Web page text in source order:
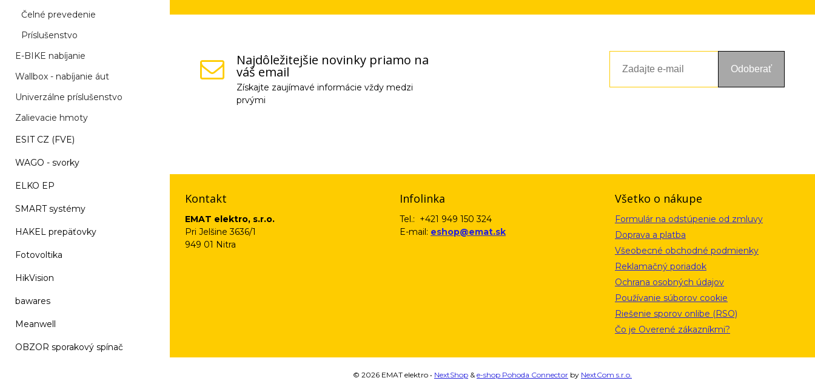
Čelné prevedenie
Príslušenstvo
E-BIKE nabíjanie
Wallbox - nabíjanie áut
Univerzálne príslušenstvo
Zalievacie hmoty
ESIT CZ (FVE)
WAGO - svorky
ELKO EP
SMART systémy
HAKEL prepäťovky
Fotovoltika
HikVision
bawares
Meanwell
OBZOR sporakový spínač
Najdôležitejšie novinky priamo na
váš email
Získajte zaujímavé informácie vždy medzi
prvými
Odoberať
Kontakt
EMAT elektro, s.r.o.
Pri Jelšine 3636/1
949 01 Nitra
Infolinka
Tel.: +421 949 150 324
E-mail: eshop@emat.sk
Všetko o nákupe
Formulár na odstúpenie od zmluvy
Doprava a platba
Všeobecné obchodné podmienky
Reklamačný poriadok
Ochrana osobných údajov
Používanie súborov cookie
Riešenie sporov onlibe (RSO)
Čo je Overené zákazníkmi?
© 2026 EMAT elektro • NextShop &e-shop Pohoda Connector by NextCom s.r.o.